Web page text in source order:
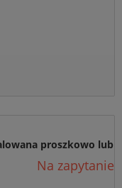
proszkowo lub
Na zapytanie